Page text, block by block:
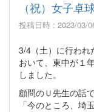
（祝）女子卓
投稿日時 : 2023/03/
3/4（土）に行われ
おいて、東中が１
しました。
顧問のＵ先生の話
「今のところ、埼